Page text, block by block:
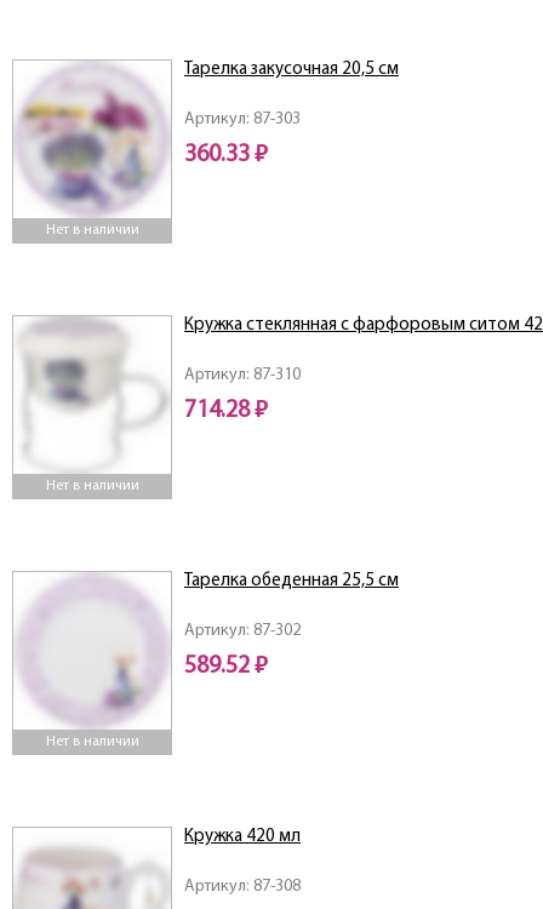
Нет в наличии
Артикул: 87-303
Тарелка закусочная 20,5 см
360.33 ₽
Нет в наличии
Артикул: 87-310
Кружка стеклянная с фарфоровым ситом
714.28 ₽
Нет в наличии
Артикул: 87-302
Тарелка обеденная 25,5 см
589.52 ₽
Артикул: 87-308
Кружка 420 мл